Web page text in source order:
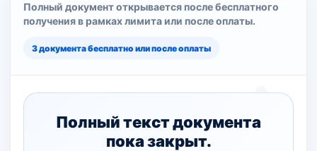
Полный документ открывается после бесплатного
получения в рамках лимита или после оплаты.
3 документа бесплатно или после оплаты
Полный текст документа
пока закрыт.